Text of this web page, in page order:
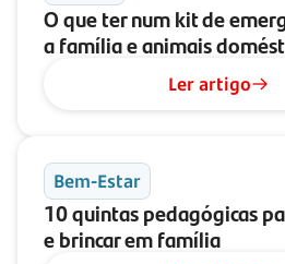
O que ter num kit de
a família e animais
Ler artigo
Bem-Estar
10 quintas pedagógicas
e brincar em família